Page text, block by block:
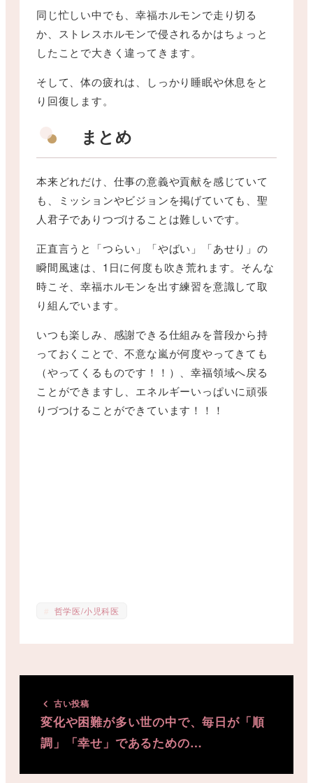
同じ忙しい中でも、幸福ホルモンで走り切る
か、ストレスホルモンで侵されるかはちょっと
したことで大きく違ってきます。
そして、体の疲れは、しっかり睡眠や休息をと
り回復します。
まとめ
本来どれだけ、仕事の意義や貢献を感じていて
も、ミッションやビジョンを掲げていても、聖
人君子でありつづけることは難しいです。
正直言うと「つらい」「やばい」「あせり」の
瞬間風速は、1日に何度も吹き荒れます。そんな
時こそ、幸福ホルモンを出す練習を意識して取
り組んでいます。
いつも楽しみ、感謝できる仕組みを普段から持
っておくことで、不意な嵐が何度やってきても
（やってくるものです！！）、幸福領域へ戻る
ことができますし、エネルギーいっぱいに頑張
りづつけることができています！！！
哲学医/小児科医
古い投稿
変化や困難が多い世の中で、毎日が「順
調」「幸せ」であるための…